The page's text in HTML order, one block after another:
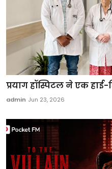
प्रयाग हॉस्पिटल ने एक हाई-
admin Jun 23, 2026